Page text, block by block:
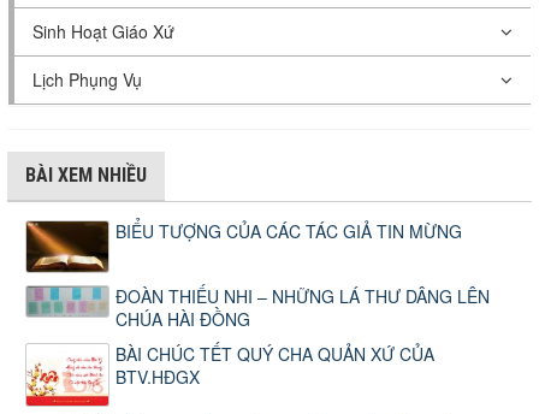
Sinh Hoạt Giáo Xứ
Lịch Phụng Vụ
BÀI XEM NHIỀU
BIỂU TƯỢNG CỦA CÁC TÁC GIẢ TIN MỪNG
ĐOÀN THIẾU NHI – NHỮNG LÁ THƯ DÂNG LÊN
CHÚA HÀI ĐỒNG
BÀI CHÚC TẾT QUÝ CHA QUẢN XỨ CỦA
BTV.HĐGX